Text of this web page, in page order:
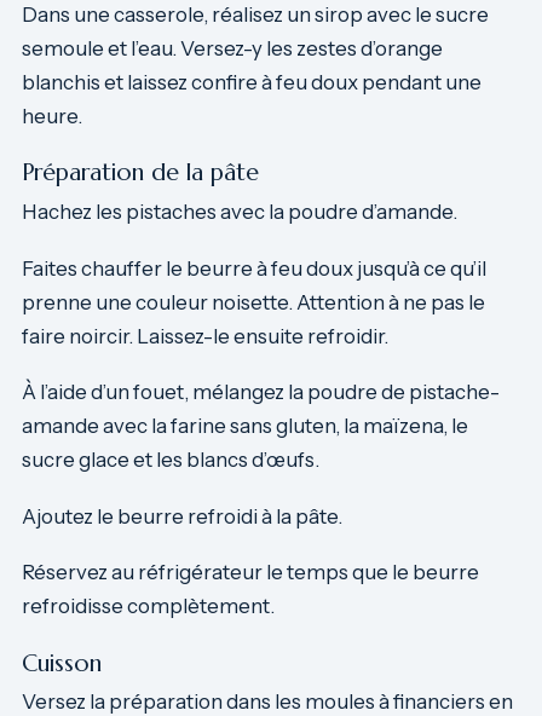
Dans une casserole, réalisez un sirop avec le sucre
semoule et l’eau. Versez-y les zestes d’orange
blanchis et laissez confire à feu doux pendant une
heure.
Préparation de la pâte
Hachez les pistaches avec la poudre d’amande.
Faites chauffer le beurre à feu doux jusqu’à ce qu’il
prenne une couleur noisette. Attention à ne pas le
faire noircir. Laissez-le ensuite refroidir.
À l’aide d’un fouet, mélangez la poudre de pistache-
amande avec la farine sans gluten, la maïzena, le
sucre glace et les blancs d’œufs.
Ajoutez le beurre refroidi à la pâte.
Réservez au réfrigérateur le temps que le beurre
refroidisse complètement.
Cuisson
Versez la préparation dans les moules à financiers en